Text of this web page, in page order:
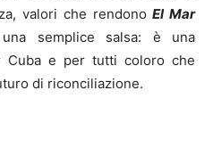
valori che rendonoEl Mar
semplice salsa: è una
Cuba e per tutti coloro che
di riconciliazione.